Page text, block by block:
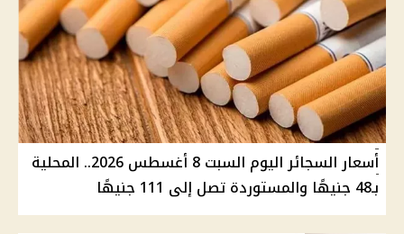
أسعار السجائر اليوم السبت 8 أغسطس 2026.. المحلية
بـ48 جنيهًا والمستوردة تصل إلى 111 جنيهًا